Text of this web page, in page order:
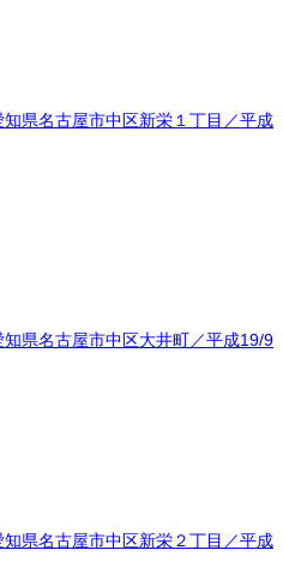
県名古屋市中区新栄１丁目／平成
県名古屋市中区大井町／平成19/9
県名古屋市中区新栄２丁目／平成